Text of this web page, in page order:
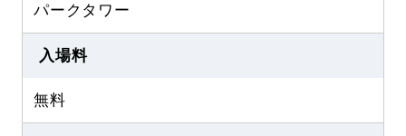
パークタワー
入場料
無料